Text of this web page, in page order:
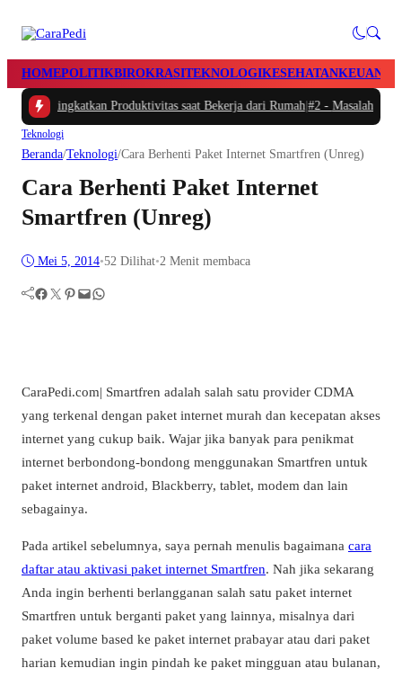
HOMEPOLITIKBIROKRASITEKNOLOGIKESEHATAN
Meningkatkan Produktivitas saat Bekerja dari Rumah|#2 -Masalah
Teknologi
Beranda/Teknologi/Cara Berhenti Paket Internet Smartfren (Unreg)
Cara Berhenti Paket Internet
Smartfren (Unreg)
Mei 5, 2014•52 Dilihat•2 Menit membaca
Facebook Twitter Pinterest Mail WhatsApp
CaraPedi.com| Smartfren adalah salah satu provider CDMA
yang terkenal dengan paket internet murah dan kecepatan akses
internet yang cukup baik. Wajar jika banyak para penikmat
internet berbondong-bondong menggunakan Smartfren untuk
paket internet android, Blackberry, tablet, modem dan lain
sebagainya.
Pada artikel sebelumnya, saya pernah menulis bagaimana cara
daftar atau aktivasi paket internet Smartfren. Nah jika sekarang
Anda ingin berhenti berlangganan salah satu paket internet
Smartfren untuk berganti paket yang lainnya, misalnya dari
paket volume based ke paket internet prabayar atau dari paket
harian kemudian ingin pindah ke paket mingguan atau bulanan,